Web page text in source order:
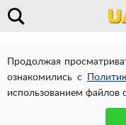
Продолжая
ознакомились с
использованием файлов